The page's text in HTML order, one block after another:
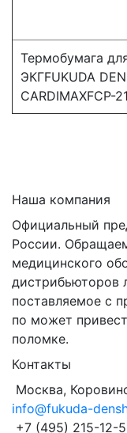
Термобумага
ЭКГFUKUDA
CARDIMAXFCP-
Наша компания
Официальный
России.
медицинского
дистрибьюторов
поставляемое с
по может
поломке.
Контакты
Москва,
info@fukuda-
+7 (495) 215-12-